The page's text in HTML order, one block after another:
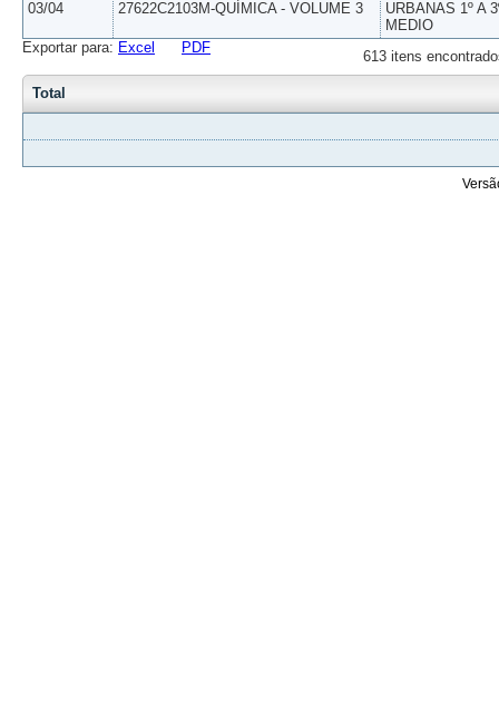
03/04 27622C2103M-QUÍMICA - VOLUME 3
URBANAS 1º A
MEDIO
613 itens
Exportar para: Excel PDF
Total